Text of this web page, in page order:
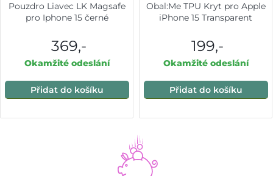
Pouzdro Liavec LK Magsafe
pro Iphone 15 černé
369,-
Okamžité odeslání
Přidat do košíku
Obal:Me TPU Kryt pro Apple
iPhone 15 Transparent
199,-
Okamžité odeslání
Přidat do košíku